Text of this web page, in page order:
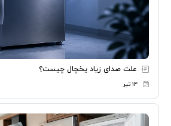
علت صدای زیاد یخچال چیست؟
۱۴ تیر